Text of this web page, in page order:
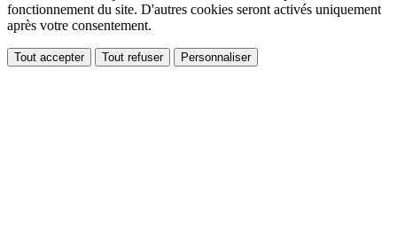
fonctionnement du site. D'autres cookies seront activés uniquement
après votre consentement.
Tout accepter Tout refuser Personnaliser